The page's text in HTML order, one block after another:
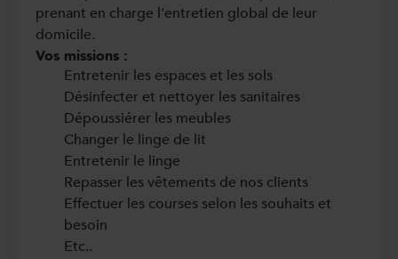
prenant en charge l’entretien global de leur
domicile.
Vos missions :
Entretenir les espaces et les sols
Désinfecter et nettoyer les sanitaires
Dépoussiérer les meubles
Changer le linge de lit
Entretenir le linge
Repasser les vêtements de nos clients
Effectuer les courses selon les souhaits et
besoin
Etc..